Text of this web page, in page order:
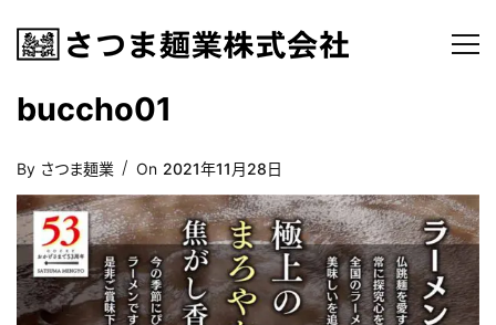
buccho01
By さつま麺業
Posted
On
On 2021年11月28日